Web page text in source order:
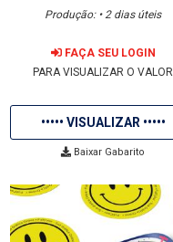
Produção: • 2 dias úteis
FAÇA SEU LOGIN
PARA VISUALIZAR O VALOR
••••• VISUALIZAR •••••
Baixar Gabarito